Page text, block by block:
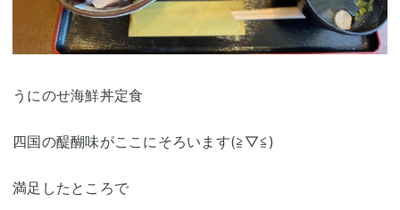
うにのせ海鮮丼定食
四国の醍醐味がここにそろいます(≧▽≦)
満足したところで